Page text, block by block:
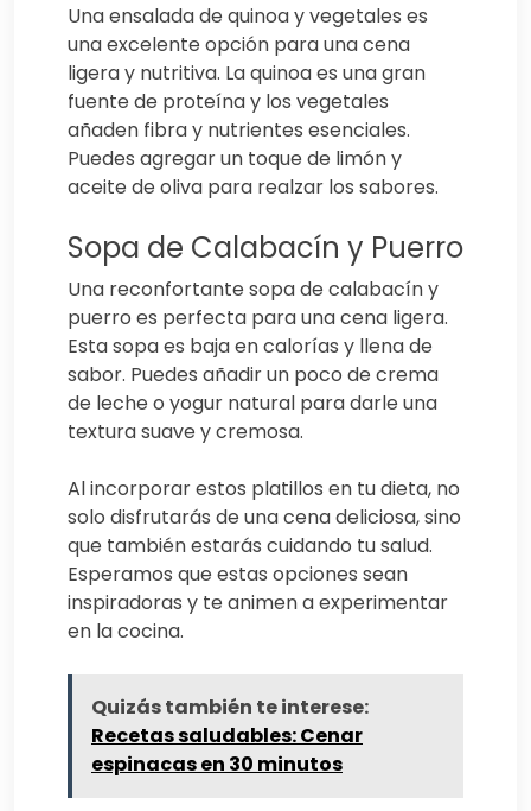
Una ensalada de quinoa y vegetales es
una excelente opción para una cena
ligera y nutritiva. La quinoa es una gran
fuente de proteína y los vegetales
añaden fibra y nutrientes esenciales.
Puedes agregar un toque de limón y
aceite de oliva para realzar los sabores.
Sopa de Calabacín y Puerro
Una reconfortante sopa de calabacín y
puerro es perfecta para una cena ligera.
Esta sopa es baja en calorías y llena de
sabor. Puedes añadir un poco de crema
de leche o yogur natural para darle una
textura suave y cremosa.
Al incorporar estos platillos en tu dieta, no
solo disfrutarás de una cena deliciosa, sino
que también estarás cuidando tu salud.
Esperamos que estas opciones sean
inspiradoras y te animen a experimentar
en la cocina.
Quizás también te interese:
Recetas saludables: Cenar
espinacas en 30 minutos